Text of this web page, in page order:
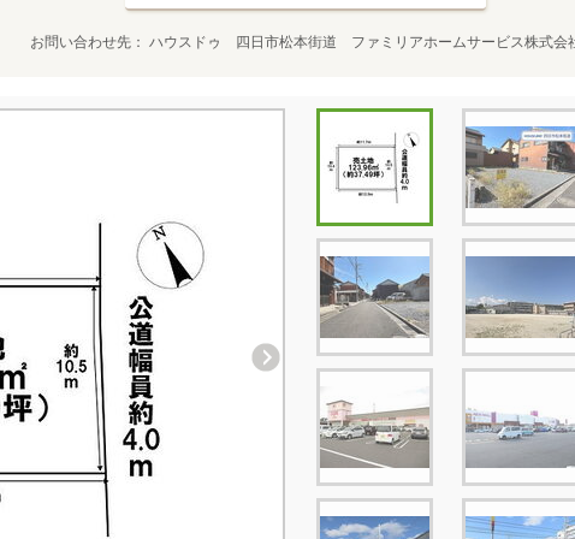
お問い合わせ先 ハウスドゥ 四日市松本街道 ファミリアホームサービス株式会